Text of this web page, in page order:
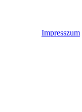
Impresszum